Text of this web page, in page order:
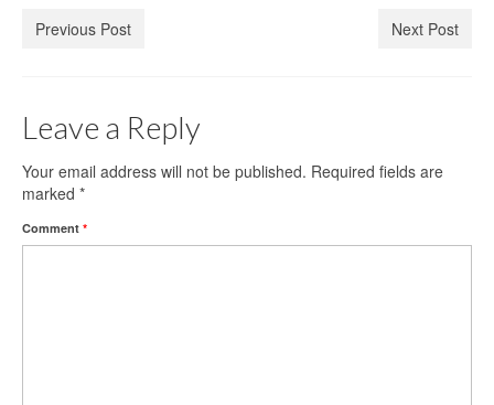
Previous Post Next Post
Leave a Reply
Your email address will not be published. Required fields are
marked *
Comment *